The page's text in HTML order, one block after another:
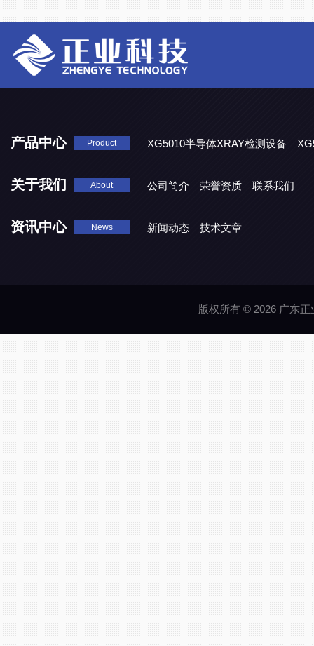
产品中心 Product XG5010半导体XRAY检测设备
关于我们 About 公司简介 荣誉资质 联系我们
资讯中心 News 新闻动态 技术文章
版权所有 © 2026 广东